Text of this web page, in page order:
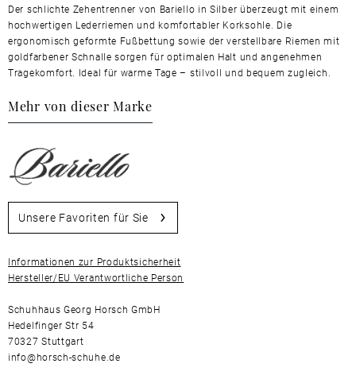
Der schlichte Zehentrenner von Bariello in Silber überzeugt mit einem
hochwertigen Lederriemen und komfortabler Korksohle. Die
ergonomisch geformte Fußbettung sowie der verstellbare Riemen mit
goldfarbener Schnalle sorgen für optimalen Halt und angenehmen
Tragekomfort. Ideal für warme Tage – stilvoll und bequem zugleich.
Mehr von dieser Marke
Unsere Favoriten für Sie
Informationen zur Produktsicherheit
Hersteller/EU Verantwortliche Person
Schuhhaus Georg Horsch GmbH
Hedelfinger Str 54
70327 Stuttgart
info@horsch-schuhe.de